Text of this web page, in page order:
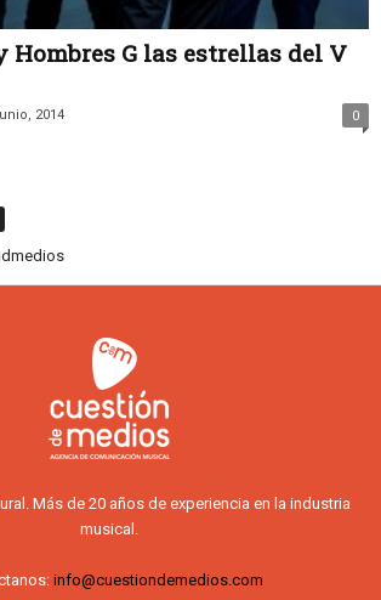
Hombres G las estrellas del V
2014 0
Más de 20 años de experiencia en la industria
musical.
info@cuestiondemedios.com